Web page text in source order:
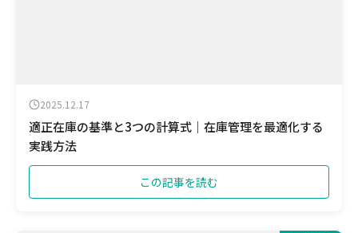
2025.12.17
適正在庫の基準と3つの計算式｜在庫管理を最適化する
実践方法
この記事を読む